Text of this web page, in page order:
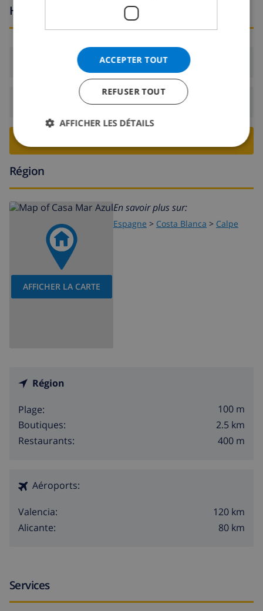
Heures d'arrivée et de départ
Arrivée:De 17:00 avant 20:00
Départ:Avant: 10:00
Région
AFFICHER LA CARTE
En savoir plus sur:
Espagne > Costa Blanca > Calpe
Région
Plage:
100 m
Boutiques:
2.5 km
Restaurants:
400 m
Aéroports:
Valencia:
120 km
Alicante:
80 km
Services
ACCEPTER TOUT
REFUSER TOUT
AFFICHER LES DÉTAILS